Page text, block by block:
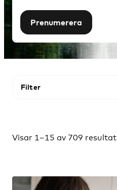
Prenumerera
Visar 1–15 av 709 resultat
Filter